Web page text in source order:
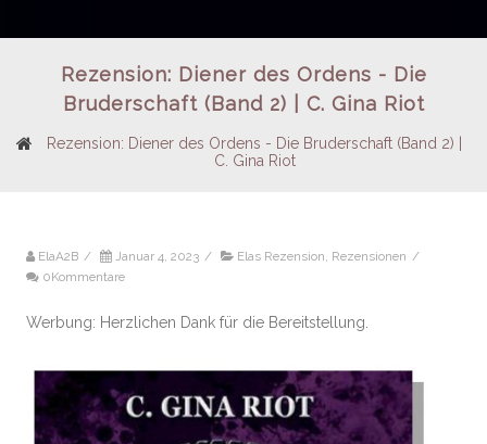
Rezension: Diener des Ordens - Die
Bruderschaft (Band 2) | C. Gina Riot
Rezension: Diener des Ordens - Die Bruderschaft (Band 2) |
C. Gina Riot
ElaA2B / Januar 4, 2023 / Elas Rezension, Rezensionen /
0Kommentare
Werbung: Herzlichen Dank für die Bereitstellung.